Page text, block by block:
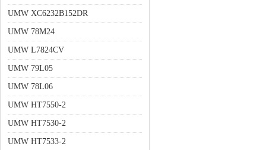
UMW XC6232B152DR
UMW 78M24
UMW L7824CV
UMW 79L05
UMW 78L06
UMW HT7550-2
UMW HT7530-2
UMW HT7533-2